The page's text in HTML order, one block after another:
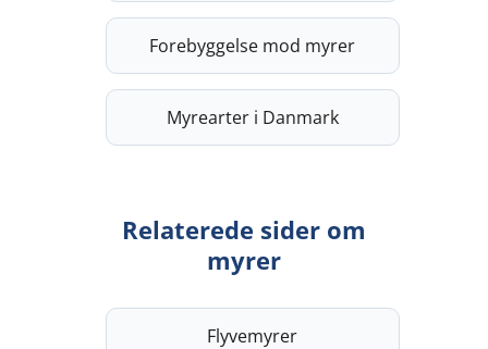
Forebyggelse mod myrer
Myrearter i Danmark
Relaterede sider om
myrer
Flyvemyrer